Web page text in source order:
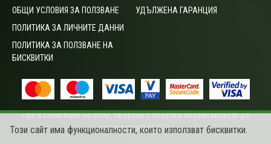
ОБЩИ УСЛОВИЯ ЗА ПОЛЗВАНЕ
ПОЛИТИКА ЗА ЛИЧНИТЕ ДАННИ
ПОЛИТИКА ЗА ПОЛЗВАНЕ НА
БИСКВИТКИ
УДЪЛЖЕНА ГАРАНЦИЯ
При възникване на спор, свързан с покупка онлайн можете да
ползвате сайтаОРС.
Този сайт има функционалности, които използват бисквитки.